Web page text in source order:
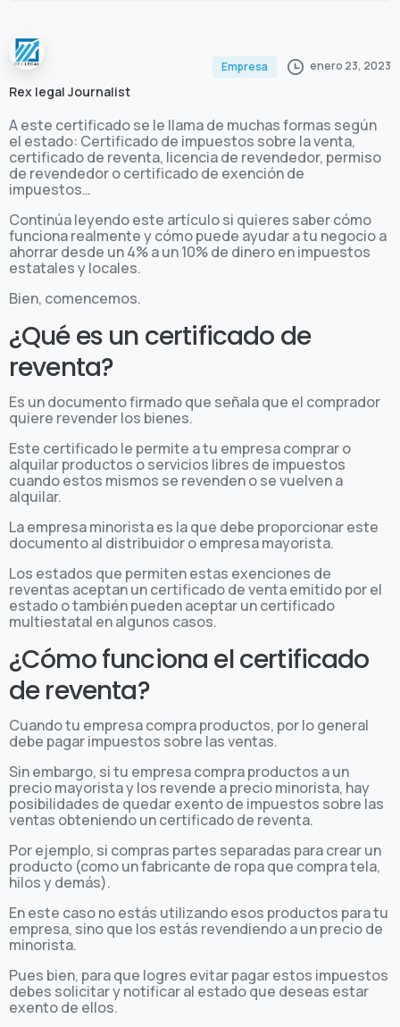
Rex legal Journalist
Empresa enero 23, 2023
A este certificado se le llama de muchas formas según
el estado: Certificado de impuestos sobre la venta,
certificado de reventa, licencia de revendedor, permiso
de revendedor o certificado de exención de
impuestos…
Continúa leyendo este artículo si quieres saber cómo
funciona realmente y cómo puede ayudar a tu negocio a
ahorrar desde un 4% a un 10% de dinero en impuestos
estatales y locales.
Bien, comencemos.
¿Qué es un certificado de
reventa?
Es un documento firmado que señala que el comprador
quiere revender los bienes.
Este certificado le permite a tu empresa comprar o
alquilar productos o servicios libres de impuestos
cuando estos mismos se revenden o se vuelven a
alquilar.
La empresa minorista es la que debe proporcionar este
documento al distribuidor o empresa mayorista.
Los estados que permiten estas exenciones de
reventas aceptan un certificado de venta emitido por el
estado o también pueden aceptar un certificado
multiestatal en algunos casos.
¿Cómo funciona el certificado
de reventa?
Cuando tu empresa compra productos, por lo general
debe pagar impuestos sobre las ventas.
Sin embargo, si tu empresa compra productos a un
precio mayorista y los revende a precio minorista, hay
posibilidades de quedar exento de impuestos sobre las
ventas obteniendo un certificado de reventa.
Por ejemplo, si compras partes separadas para crear un
producto (como un fabricante de ropa que compra tela,
hilos y demás).
En este caso no estás utilizando esos productos para tu
empresa, sino que los estás revendiendo a un precio de
minorista.
Pues bien, para que logres evitar pagar estos impuestos
debes solicitar y notificar al estado que deseas estar
exento de ellos.